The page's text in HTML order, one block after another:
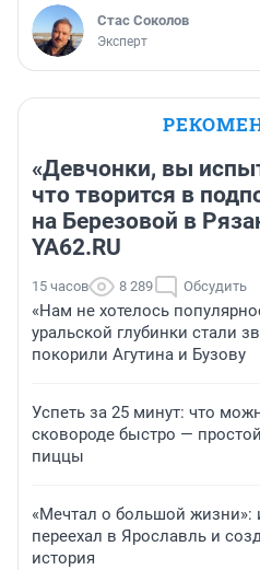
Стас Соколов
Эксперт
«Девчонки, вы
что творится в
на Березовой в
YA62.RU
15 часов 8 289 Обсудить
«Нам не хотелось
уральской глубинки стали
покорили Агутина и Бузову
Успеть за 25 минут: что
сковороде быстро —
пиццы
«Мечтал о большой жизни»:
переехал в Ярославль и
история